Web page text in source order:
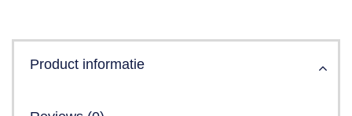
Product informatie